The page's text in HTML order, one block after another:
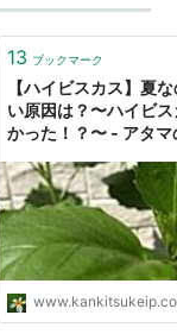
は、この夏を
13 ブックマーク
【ハイビスカス】夏
い原因は？〜ハイビ
かった！？〜 - アタ